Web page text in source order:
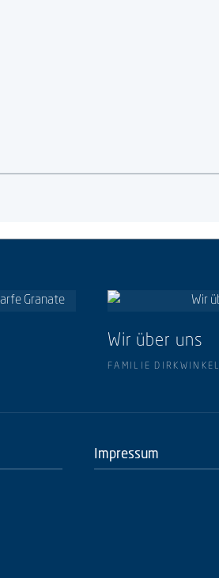
Wir über uns
FAMILIE DIRKWINKEL
Impressum